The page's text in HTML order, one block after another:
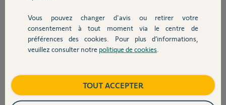
Devis avec un pro
Contact
il y a plus de 9 ans
Participer au fil de discussion
Réponses
Vous pouvez changer d'avis ou retirer votre
consentement à tout moment via le centre de
préférences des cookies. Pour plus d’informations,
veuillez consulter notre politique de cookies
TOUT ACCEPTER